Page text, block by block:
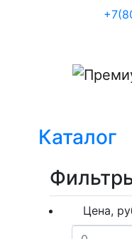
Каталог
Цена,